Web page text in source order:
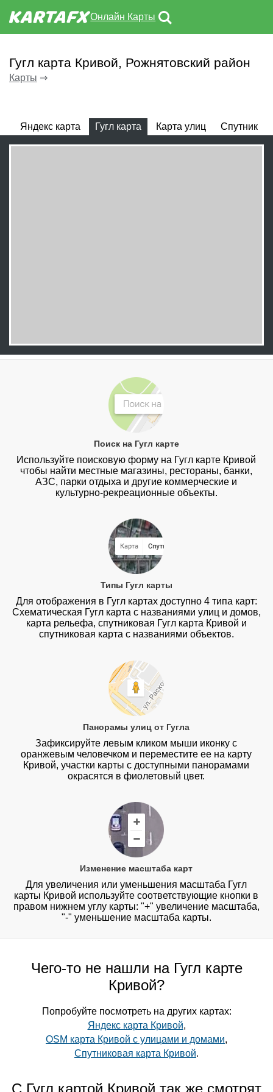
Онлайн Карты
Гугл карта Кривой, Рожнятовский район
Карты ⇒
Яндекс карта Гугл карта Карта улиц Спутник
Поиск на Гугл карте
Используйте поисковую форму на Гугл карте Кривой
чтобы найти местные магазины, рестораны, банки,
АЗС, парки отдыха и другие коммерческие и
культурно-рекреационные объекты.
Типы Гугл карты
Для отображения в Гугл картах доступно 4 типа карт:
Схематическая Гугл карта с названиями улиц и домов,
карта рельефа, спутниковая Гугл карта Кривой и
спутниковая карта с названиями объектов.
Панорамы улиц от Гугла
Зафиксируйте левым кликом мыши иконку с
оранжевым человечком и переместите ее на карту
Кривой, участки карты с доступными панорамами
окрасятся в фиолетовый цвет.
Изменение масштаба карт
Для увеличения или уменьшения масштаба Гугл
карты Кривой используйте соответствующие кнопки в
правом нижнем углу карты: "+" увеличение масштаба,
"-" уменьшение масштаба карты.
Чего-то не нашли на Гугл карте
Кривой?
Попробуйте посмотреть на других картах:
Яндекс карта Кривой,
OSM карта Кривой с улицами и домами,
Спутниковая карта Кривой.